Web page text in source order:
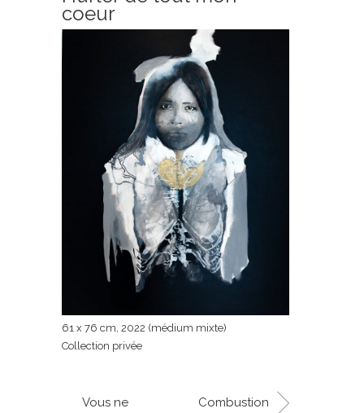
coeur
61 x 76 cm, 2022 (médium mixte)
Collection privée
Combustion
Vous ne